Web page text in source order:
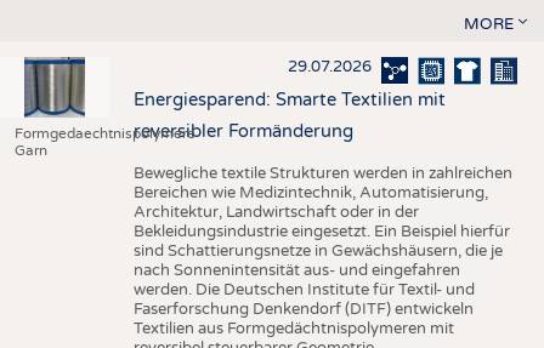
MORE
Formgedaechtnispolymere
Garn
29.07.2026
Energiesparend: Smarte Textilien mit
reversibler Formänderung
Bewegliche textile Strukturen werden in zahlreichen
Bereichen wie Medizintechnik, Automatisierung,
Architektur, Landwirtschaft oder in der
Bekleidungsindustrie eingesetzt. Ein Beispiel hierfür
sind Schattierungsnetze in Gewächshäusern, die je
nach Sonnenintensität aus- und eingefahren
werden. Die Deutschen Institute für Textil- und
Faserforschung Denkendorf (DITF) entwickeln
Textilien aus Formgedächtnispolymeren mit